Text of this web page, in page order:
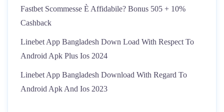
Fastbet Scommesse È Affidabile? Bonus 505 + 10%
Cashback
Linebet App Bangladesh Down Load With Respect To
Android Apk Plus Ios 2024
Linebet App Bangladesh Download With Regard To
Android Apk And Ios 2023